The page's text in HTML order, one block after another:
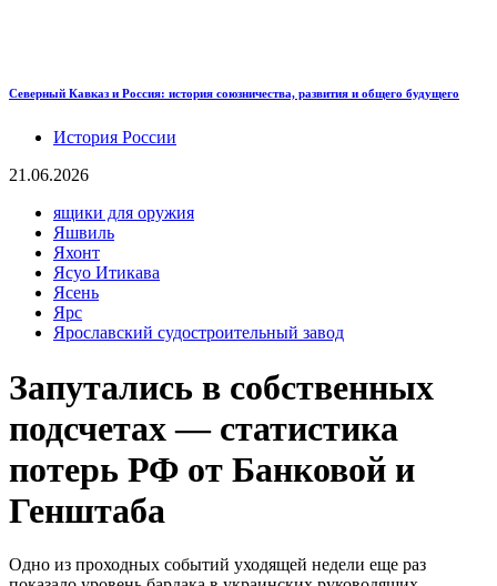
Северный Кавказ и Россия: история союзничества, развития и общего будущего
История России
21.06.2026
ящики для оружия
Яшвиль
Яхонт
Ясуо Итикава
Ясень
Ярс
Ярославский судостроительный завод
Запутались в собственных
подсчетах — статистика
потерь РФ от Банковой и
Генштаба
Одно из проходных событий уходящей недели еще раз